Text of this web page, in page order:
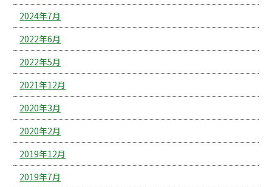
2024年7月
2022年6月
2022年5月
2021年12月
2020年3月
2020年2月
2019年12月
2019年7月